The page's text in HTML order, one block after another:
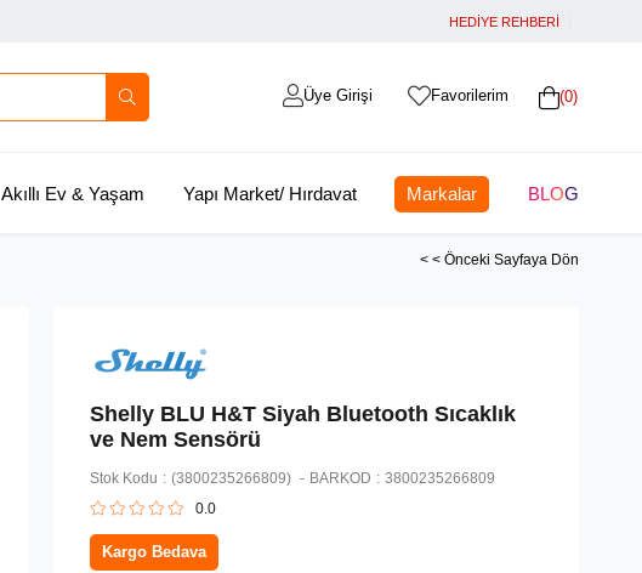
HEDİYE REHBERİ
0
Favorilerim
Üye Girişi
Akıllı Ev & Yaşam Yapı Market/ Hırdavat Markalar BLOG
< < Önceki Sayfaya Dön
Shelly BLU H&T Siyah Bluetooth Sıcaklık
ve Nem Sensörü
Stok Kodu (3800235266809) BARKOD : 3800235266809
0.0
Kargo Bedava